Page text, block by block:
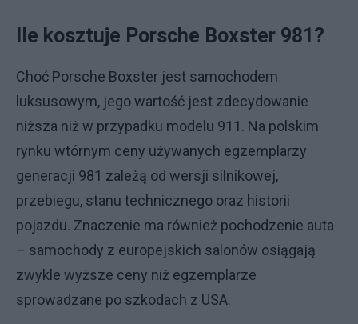
Ile kosztuje Porsche Boxster 981?
Choć Porsche Boxster jest samochodem
luksusowym, jego wartość jest zdecydowanie
niższa niż w przypadku modelu 911. Na polskim
rynku wtórnym ceny używanych egzemplarzy
generacji 981 zależą od wersji silnikowej,
przebiegu, stanu technicznego oraz historii
pojazdu. Znaczenie ma również pochodzenie auta
– samochody z europejskich salonów osiągają
zwykle wyższe ceny niż egzemplarze
sprowadzane po szkodach z USA.